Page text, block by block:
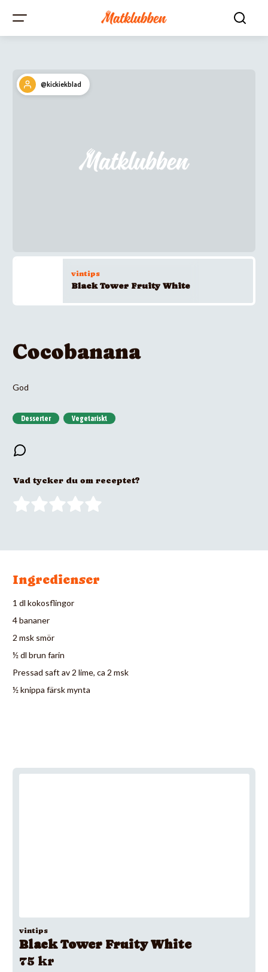
@kickiekblad
vintips
Black Tower Fruity White
Cocobanana
God
Desserter Vegetariskt
Vad tycker du om receptet?
Ingredienser
1 dl kokosflingor
4 bananer
2 msk smör
½ dl brun farin
Pressad saft av 2 lime, ca 2 msk
½ knippa färsk mynta
vintips
Black Tower Fruity White
75 kr